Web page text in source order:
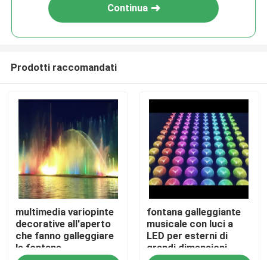
Continua
Prodotti raccomandati
multimedia variopinte
decorative all'aperto
che fanno galleggiare
le fontane
fontana galleggiante
musicale con luci a
LED per esterni di
grandi dimensioni